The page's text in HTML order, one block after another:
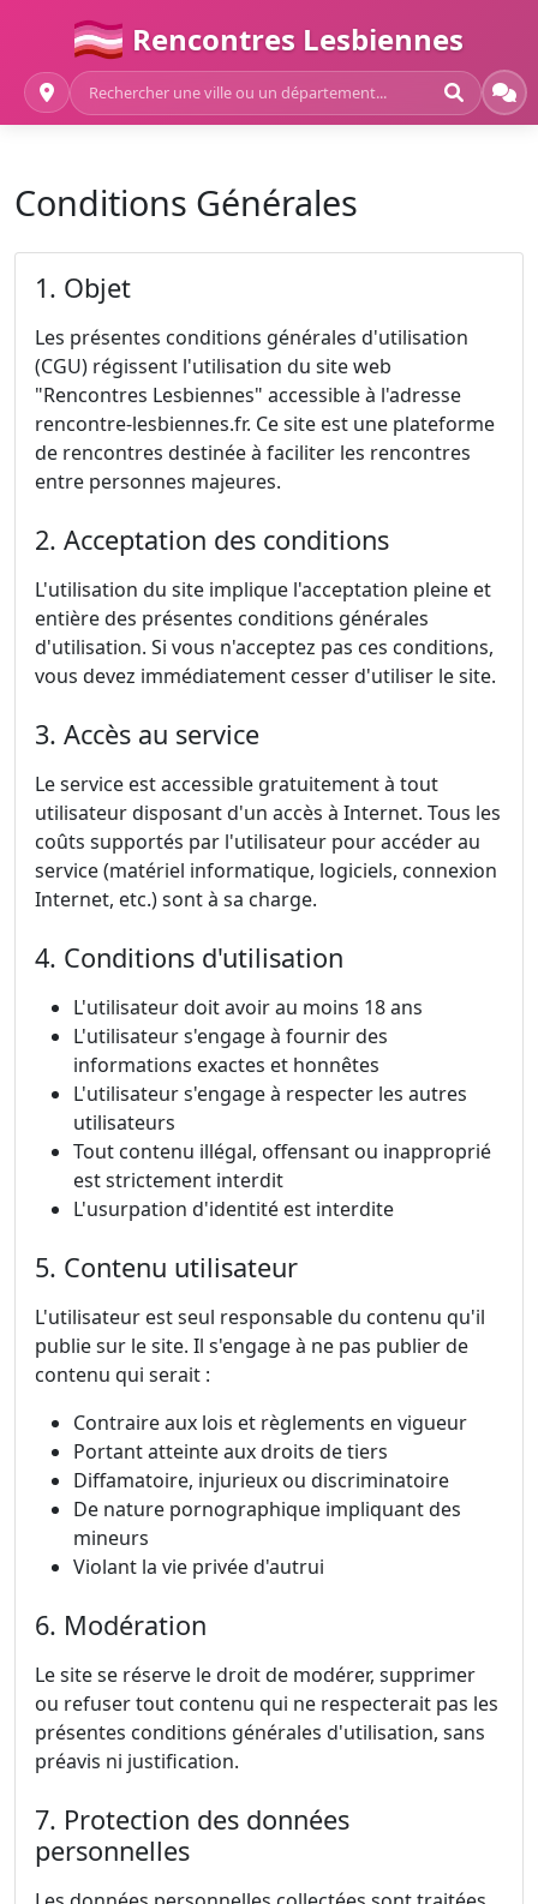
Rencontres Lesbiennes
Conditions Générales
1. Objet
Les présentes conditions générales d'utilisation
(CGU) régissent l'utilisation du site web
"Rencontres Lesbiennes" accessible à l'adresse
rencontre-lesbiennes.fr. Ce site est une plateforme
de rencontres destinée à faciliter les rencontres
entre personnes majeures.
2. Acceptation des conditions
L'utilisation du site implique l'acceptation pleine et
entière des présentes conditions générales
d'utilisation. Si vous n'acceptez pas ces conditions,
vous devez immédiatement cesser d'utiliser le site.
3. Accès au service
Le service est accessible gratuitement à tout
utilisateur disposant d'un accès à Internet. Tous les
coûts supportés par l'utilisateur pour accéder au
service (matériel informatique, logiciels, connexion
Internet, etc.) sont à sa charge.
4. Conditions d'utilisation
L'utilisateur doit avoir au moins 18 ans
L'utilisateur s'engage à fournir des
informations exactes et honnêtes
L'utilisateur s'engage à respecter les autres
utilisateurs
Tout contenu illégal, offensant ou inapproprié
est strictement interdit
L'usurpation d'identité est interdite
5. Contenu utilisateur
L'utilisateur est seul responsable du contenu qu'il
publie sur le site. Il s'engage à ne pas publier de
contenu qui serait :
Contraire aux lois et règlements en vigueur
Portant atteinte aux droits de tiers
Diffamatoire, injurieux ou discriminatoire
De nature pornographique impliquant des
mineurs
Violant la vie privée d'autrui
6. Modération
Le site se réserve le droit de modérer, supprimer
ou refuser tout contenu qui ne respecterait pas les
présentes conditions générales d'utilisation, sans
préavis ni justification.
7. Protection des données
personnelles